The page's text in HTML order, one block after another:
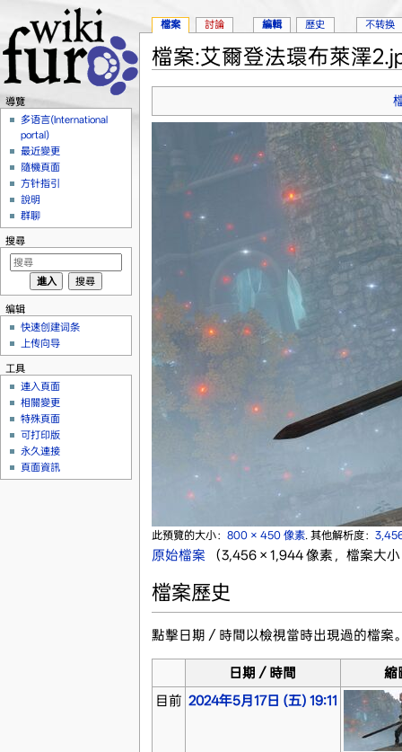
檔案:艾爾登法環布萊澤
此預覽的大小： 800 × 450 像素. 其他解析度：
原始檔案 （3,456 × 1,944 像素，檔案大
檔案歷史
點擊日期／時間以檢視當時出現過的檔案
日期／時間
縮
目前 2024年5月17日 (五) 19:11
檔案 討論 編輯 歷史 不转换
導覽
多语言(International
portal)
最近變更
隨機頁面
方针指引
說明
群聊
搜尋
编辑
快速创建词条
上传向导
工具
連入頁面
相關變更
特殊頁面
可打印版
永久連接
頁面資訊